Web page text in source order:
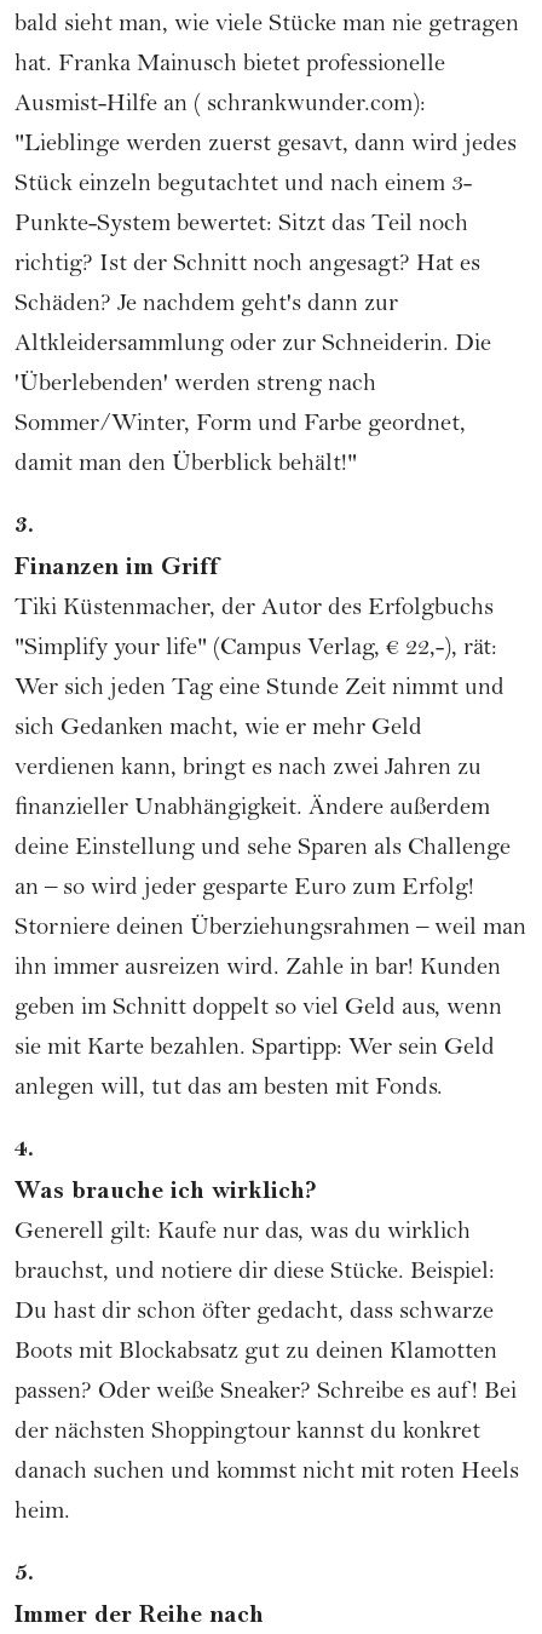
bald sieht man, wie viele Stücke man nie getragen
hat. Franka Mainusch bietet professionelle
Ausmist-Hilfe an ( schrankwunder.com):
"Lieblinge werden zuerst gesavt, dann wird jedes
Stück einzeln begutachtet und nach einem 3-
Punkte-System bewertet: Sitzt das Teil noch
richtig? Ist der Schnitt noch angesagt? Hat es
Schäden? Je nachdem geht's dann zur
Altkleidersammlung oder zur Schneiderin. Die
'Überlebenden' werden streng nach
Sommer/Winter, Form und Farbe geordnet,
damit man den Überblick behält!"
3.
Finanzen im Griff
Tiki Küstenmacher, der Autor des Erfolgbuchs
"Simplify your life" (Campus Verlag, € 22,-), rät:
Wer sich jeden Tag eine Stunde Zeit nimmt und
sich Gedanken macht, wie er mehr Geld
verdienen kann, bringt es nach zwei Jahren zu
finanzieller Unabhängigkeit. Ändere außerdem
deine Einstellung und sehe Sparen als Challenge
an – so wird jeder gesparte Euro zum Erfolg!
Storniere deinen Überziehungsrahmen – weil man
ihn immer ausreizen wird. Zahle in bar! Kunden
geben im Schnitt doppelt so viel Geld aus, wenn
sie mit Karte bezahlen. Spartipp: Wer sein Geld
anlegen will, tut das am besten mit Fonds.
4.
Was brauche ich wirklich?
Generell gilt: Kaufe nur das, was du wirklich
brauchst, und notiere dir diese Stücke. Beispiel:
Du hast dir schon öfter gedacht, dass schwarze
Boots mit Blockabsatz gut zu deinen Klamotten
passen? Oder weiße Sneaker? Schreibe es auf! Bei
der nächsten Shoppingtour kannst du konkret
danach suchen und kommst nicht mit roten Heels
heim.
5.
Immer der Reihe nach